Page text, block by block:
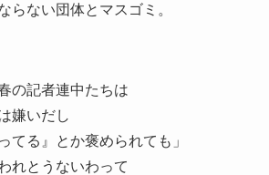
らない団体とマスゴミ。
の記者連中たちは
嫌いだし
てる』とか褒められても」
れとうないわって